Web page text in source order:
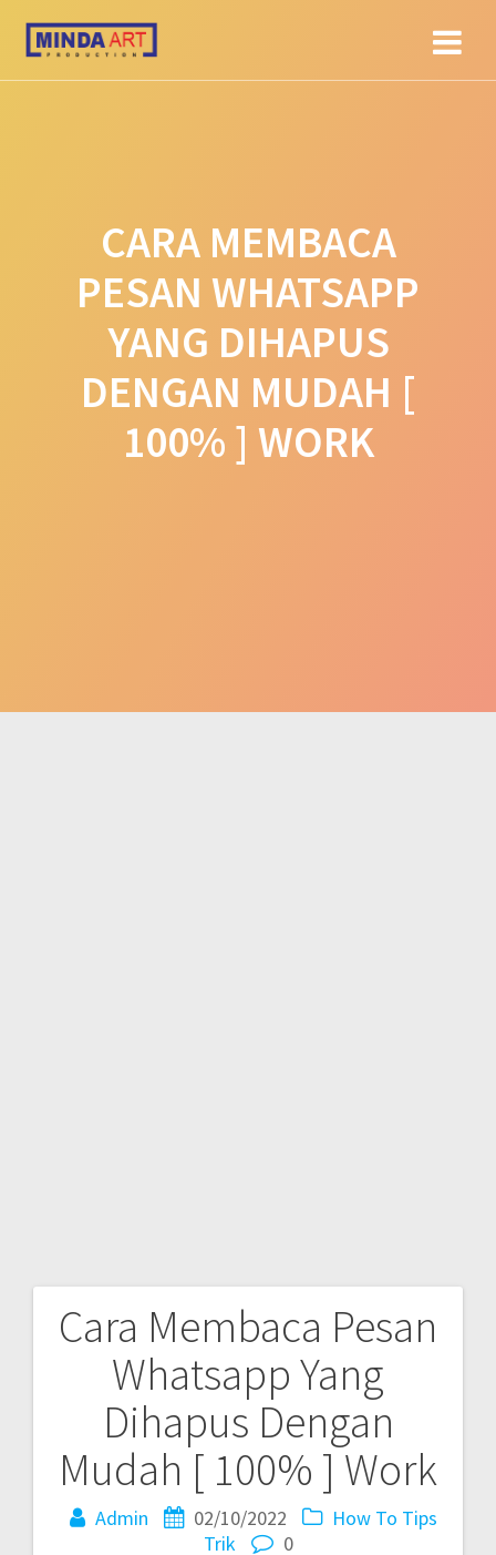
CARA MEMBACA
PESAN WHATSAPP
YANG DIHAPUS
DENGAN MUDAH [
100% ] WORK
Cara Membaca Pesan
Whatsapp Yang
Dihapus Dengan
Mudah [ 100% ] Work
Admin 02/10/2022 How To Tips
Trik
0
Post
navigation